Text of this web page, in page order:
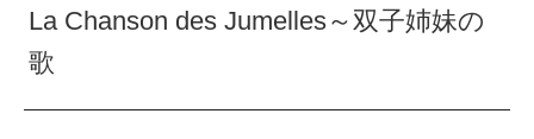
La Chanson des Jumelles～双子姉妹の
歌